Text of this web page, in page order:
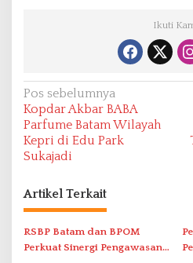
Ikuti
N
a
v
i
g
a
s
i
Pos sebelumnya
Kopdar Akbar BABA
Parfume Batam Wilayah
Kepri di Edu Park
Sukajadi
Artikel Terkait
RSBP Batam dan BPOM
Perkuat Sinergi Pengawasan